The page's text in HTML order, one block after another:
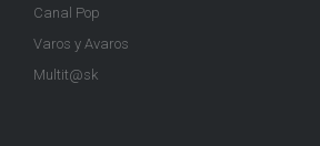
Canal Pop
Varos y Avaros
Multit@sk